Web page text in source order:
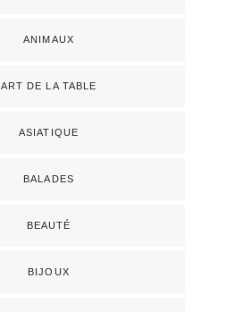
ANIMAUX
ART DE LA TABLE
ASIATIQUE
BALADES
BEAUTÉ
BIJOUX